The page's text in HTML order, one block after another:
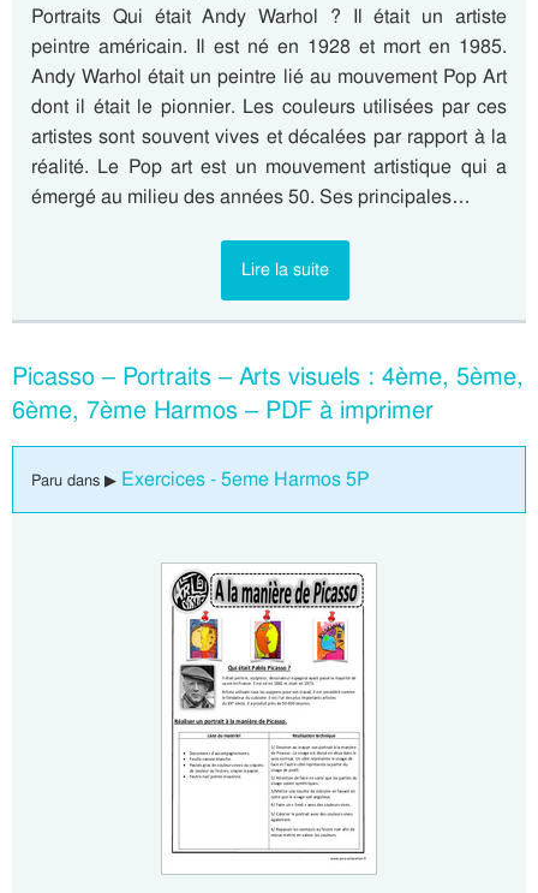
Portraits Qui était Andy Warhol ? Il était un artiste
peintre américain. Il est né en 1928 et mort en 1985.
Andy Warhol était un peintre lié au mouvement Pop Art
dont il était le pionnier. Les couleurs utilisées par ces
artistes sont souvent vives et décalées par rapport à la
réalité. Le Pop art est un mouvement artistique qui a
émergé au milieu des années 50. Ses principales…
Lire la suite
Picasso – Portraits – Arts visuels : 4ème, 5ème,
6ème, 7ème Harmos – PDF à imprimer
Paru dans ▶ Exercices - 5eme Harmos 5P